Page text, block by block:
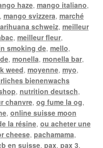
haze, mango italiano,
mango svizzera, marché
schweiz, meilleur
, meilleur fleur,
smoking de, mello,
, monella, monella bar,
weed, moyenne, myo,
bienenwachs
, nutrition deutsch,
chanvre, og fume la og,
, online suisse moon
la résine, ou acheter une
cheese, pachamama,
en suisse, pax, pax 3,